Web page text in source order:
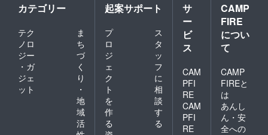
カテゴリー
テク
ノロ
ジー
・ガ
ジェ
ット
ま
ち
づ
く
り
・
地
域
活
起案サポート
プ
ロ
ジ
ェ
ク
ト
を
作
る
ス
タ
ッ
フ
に
相
談
す
る
サ
ー
ビ
ス
CAM
PFI
RE
CAM
PFI
RE
CAMP
FIRE
につい
て
CAMP
FIREと
は
あんし
ん・安
全への